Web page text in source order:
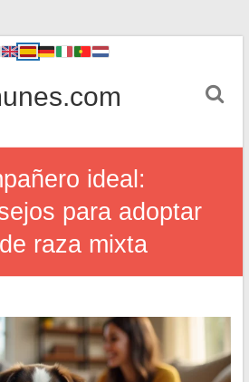
ideal:
para adoptar
raza mixta